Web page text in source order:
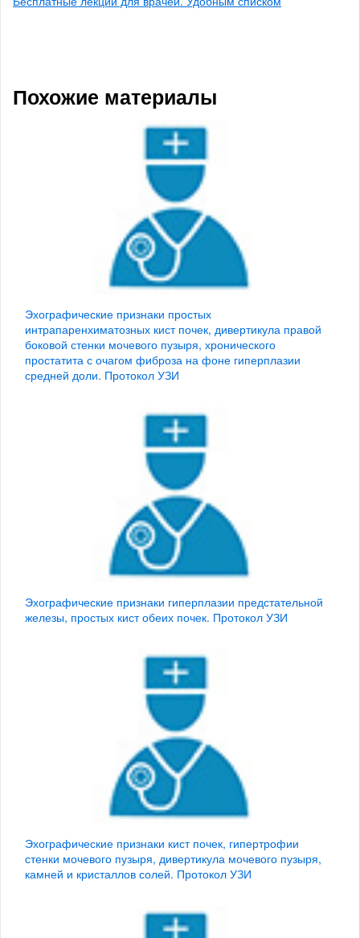
Похожие материалы
Эхографические признаки простых
интрапаренхиматозных кист почек, дивертикула правой
боковой стенки мочевого пузыря, хронического
простатита с очагом фиброза на фоне гиперплазии
средней доли. Протокол УЗИ
Эхографические признаки гиперплазии предстательной
железы, простых кист обеих почек. Протокол УЗИ
Эхографические признаки кист почек, гипертрофии
стенки мочевого пузыря, дивертикула мочевого пузыря,
камней и кристаллов солей. Протокол УЗИ